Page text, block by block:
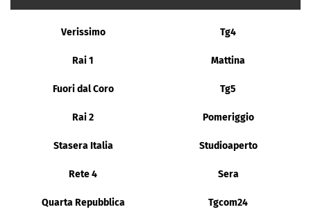
Verissimo Tg4
Rai 1 Mattina
Fuori dal Coro Tg5
Rai 2 Pomeriggio
Stasera Italia Studioaperto
Rete 4 Sera
Quarta Repubblica Tgcom24